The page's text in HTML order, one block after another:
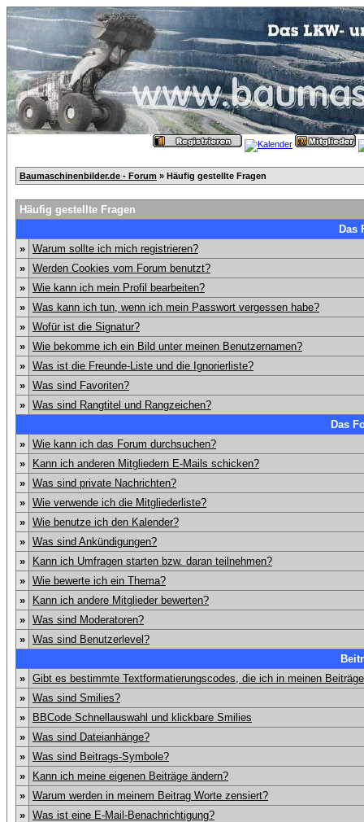
Baumaschinenbilder.de - Forum » Häufig gestellte Fragen
Häufig gestellte Fragen
Das
» Warum sollte ich mich registrieren?
» Werden Cookies vom Forum benutzt?
» Wie kann ich mein Profil bearbeiten?
» Was kann ich tun, wenn ich mein Passwort vergessen habe?
» Wofür ist die Signatur?
» Wie bekomme ich ein Bild unter meinen Benutzernamen?
» Was ist die Freunde-Liste und die Ignorierliste?
» Was sind Favoriten?
» Was sind Rangtitel und Rangzeichen?
Das
» Wie kann ich das Forum durchsuchen?
»
Kann ich anderen Mitgliedern E-Mails schicken?
» Was sind private Nachrichten?
» Wie verwende ich die Mitgliederliste?
» Wie benutze ich den Kalender?
» Was sind Ankündigungen?
»
Kann ich Umfragen starten bzw. daran teilnehmen?
» Wie bewerte ich ein Thema?
»
Kann ich andere Mitglieder bewerten?
» Was sind Moderatoren?
» Was sind Benutzerlevel?
» Gibt es bestimmte Textformatierungscodes, die ich in meinen
» Was sind Smilies?
»
BBCode Schnellauswahl und klickbare Smilies
» Was sind Dateianhänge?
» Was sind Beitrags-Symbole?
»
Kann ich meine eigenen Beiträge ändern?
» Warum werden in meinem Beitrag Worte zensiert?
» Was ist eine E-Mail-Benachrichtigung?